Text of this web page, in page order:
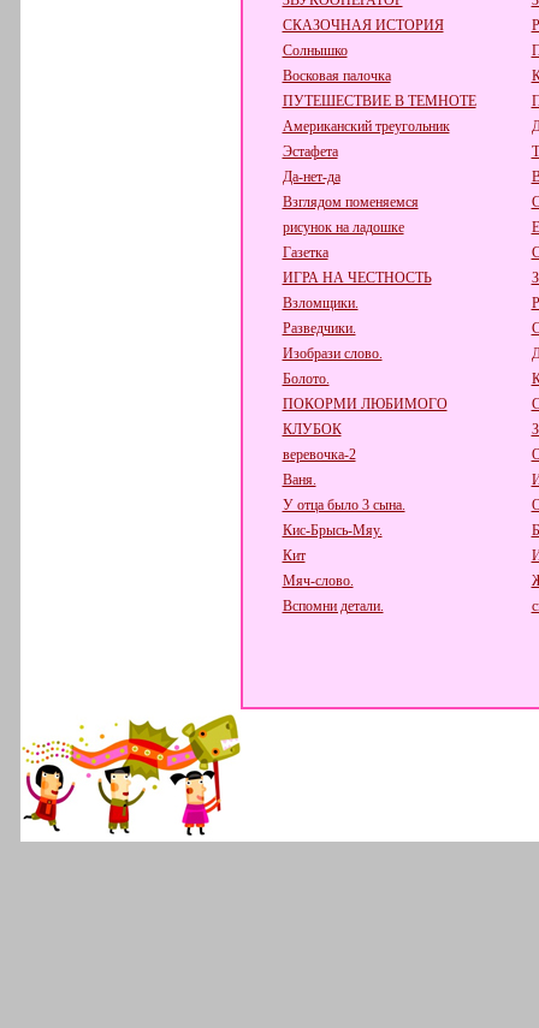
СКАЗОЧНАЯ ИСТОРИЯ
Солнышко
Восковая палочка
ПУТЕШЕСТВИЕ В ТЕМНОТЕ
Американский треугольник
Эстафета
Да-нет-да
Взглядом поменяемся
рисунок на ладошке
Газетка
ИГРА НА ЧЕСТНОСТЬ
Взломщики.
Разведчики.
Изобрази слово.
Болото.
ПОКОРМИ ЛЮБИМОГО
КЛУБОК
веревочка-2
Ваня.
У отца было 3 сына.
Кис-Брысь-Мяу.
Кит
Мяч-слово.
Вспомни детали.